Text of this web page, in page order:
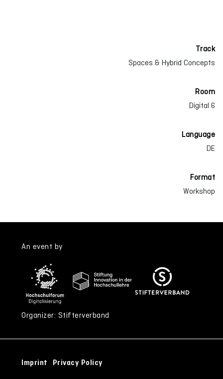
Track
Spaces & Hybrid Concepts
Room
Digital 6
Language
DE
Format
Workshop
An event by
Organizer: Stifterverband
Imprint Privacy Policy